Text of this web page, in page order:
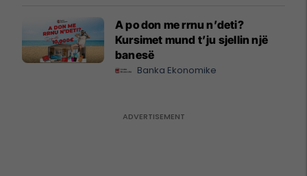
A po don me rrnu n’deti?
Kursimet mund t’ju sjellin një
banesë
Banka Ekonomike